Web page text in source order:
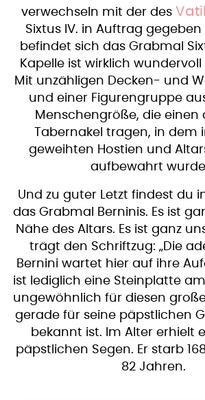
verwechseln mit der des
Sixtus IV. in Auftrag gegeben
befindet sich das Grabmal
Kapelle ist wirklich
Mit unzähligen Decken- und
und einer Figurengruppe
Menschengröße, die einen
Tabernakel tragen, in dem
geweihten Hostien und
aufbewahrt
Und zu guter Letzt findest du
das Grabmal Berninis. Es ist
Nähe des Altars. Es ist ganz
trägt den Schriftzug: „Die
Bernini wartet hier auf ihre
ist lediglich eine Steinplatte
ungewöhnlich für diesen
gerade für seine päpstlichen
bekannt ist. Im Alter erhielt
päpstlichen Segen. Er starb
82 Jahren.